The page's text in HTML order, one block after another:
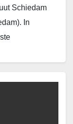
Schiedam
In